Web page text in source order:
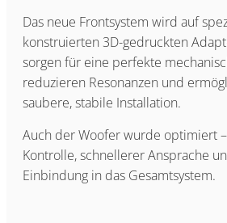
Das neue Frontsystem wird auf
konstruierten 3D-gedruckten
sorgen für eine perfekte
reduzieren Resonanzen und
saubere, stabile Installation.
Auch der Woofer wurde optimiert
Kontrolle, schnellerer Ansprache
Einbindung in das Gesamtsystem.